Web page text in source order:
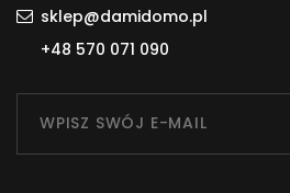
sklep@damidomo.pl
+48 570 071 090